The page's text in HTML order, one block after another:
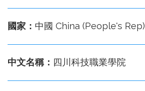
國家： 中國 China (People's Rep)
中文名稱： 四川科技職業學院